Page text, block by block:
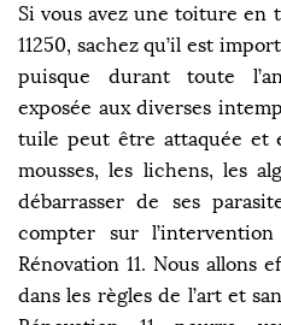
Si vous avez une toiture en
11250, sachez qu’il est
puisque durant toute
exposée aux diverses
tuile peut être attaquée et
mousses, les lichens, les
débarrasser de ses
compter sur
Rénovation 11. Nous
dans les règles de l’art et